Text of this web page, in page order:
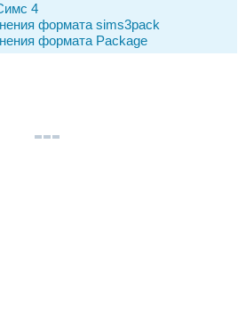
4
формата sims3pack
формата Package